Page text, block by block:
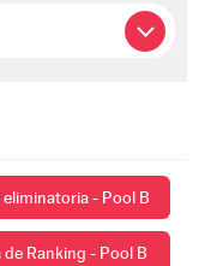
eliminatoria - Pool B
de Ranking - Pool B